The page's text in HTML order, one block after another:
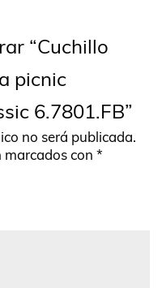
“Cuchillo
picnic
6.7801.FB”
no será publicada.
con *